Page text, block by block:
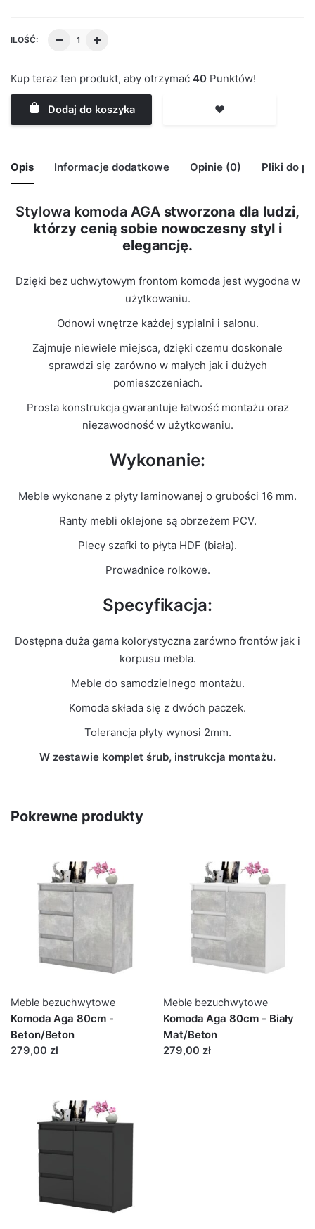
ILOŚĆ:
Kup teraz ten produkt, aby otrzymać 40 Punktów!
Dodaj do koszyka ❤️
Opis Informacje dodatkowe Opinie (0) Pliki do
Stylowa komoda AGAstworzona dla ludzi,
którzy cenią sobie nowoczesny styl i
elegancję.
Dzięki bez uchwytowym frontom komoda jest wygodna w
użytkowaniu.
Odnowi wnętrze każdej sypialni i salonu.
Zajmuje niewiele miejsca, dzięki czemu doskonale
sprawdzi się zarówno w małych jak i dużych
pomieszczeniach.
Prosta konstrukcja gwarantuje łatwość montażu oraz
niezawodność w użytkowaniu.
Wykonanie:
Meble wykonane z płyty laminowanej o grubości 16 mm.
Ranty mebli oklejone są obrzeżem PCV.
Plecy szafki to płyta HDF (biała).
Prowadnice rolkowe.
Specyfikacja:
Dostępna duża gama kolorystyczna zarówno frontów jak i
korpusu mebla.
Meble do samodzielnego montażu.
Komoda składa się z dwóch paczek.
Tolerancja płyty wynosi 2mm.
W zestawie komplet śrub, instrukcja montażu.
Waga 29 kg
Biały Połysk
paczek
Rolkowe
🙁 Nie ma jeszcze opinii o tym produkcie..
Only logged in customers who have purchased this
Pokrewne produkty
Meble bezuchwytowe
Komoda Aga 80cm -
Beton/Beton
279,00 zł
Meble bezuchwytowe
Komoda Aga 80cm - Biały
Mat/Beton
279,00 zł